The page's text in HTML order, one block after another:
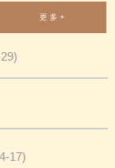
更 多 +
17)